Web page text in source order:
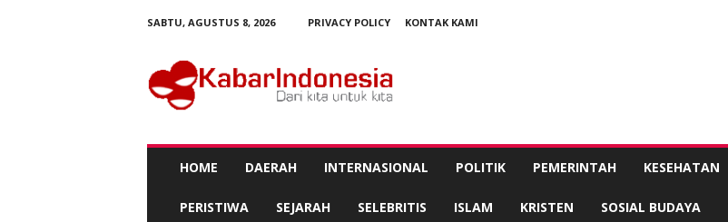
SABTU, AGUSTUS 8, 2026 PRIVACY POLICY
KONTAK KAMI
b
HOME DAERAH INTERNASIONAL POLITIK PEMERINTAH KESEHATAN
PERISTIWA SEJARAH SELEBRITIS ISLAM KRISTEN SOSIAL BUDAYA